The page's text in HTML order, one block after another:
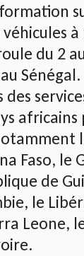
du 2
Sénégal.
Faso, le
de
le
Leone,